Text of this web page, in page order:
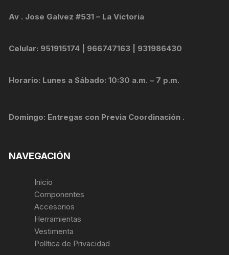
Av . Jose Galvez #531 – La Victoria
Celular: 951915174 | 966747163 | 931986430
Horario: Lunes a Sábado: 10:30 a.m. – 7 p.m.
Domingo: Entregas con Previa Coordinación .
NAVEGACIÓN
Inicio
Componentes
Accesorios
Herramientas
Vestimenta
Política de Privacidad